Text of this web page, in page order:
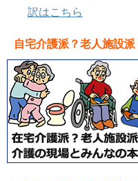
訳はこちら
自宅介護派？老人施設